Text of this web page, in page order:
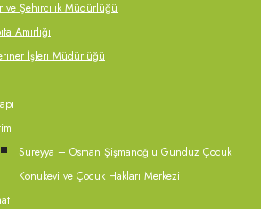
ve Şehircilik Müdürlüğü
Amirliği
İşleri Müdürlüğü
Süreyya – Osman Şişmanoğlu Gündüz Çocuk
Konukevi ve Çocuk Hakları Merkezi